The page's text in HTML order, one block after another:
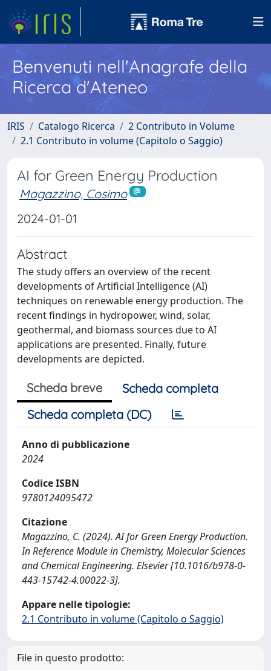
Benvenuti nell'Anagrafe della
Ricerca d'Ateneo
IRIS Catalogo Ricerca
2 Contributo in Volume
2.1 Contributo in volume (Capitolo o Saggio)
AI for Green Energy Production
Magazzino, Cosimo
2024-01-01
Abstract
The study offers an overview of the recent
developments of Artificial Intelligence (AI)
techniques on renewable energy production. The
recent findings in hydropower, wind, solar,
geothermal, and biomass sources due to AI
applications are presented. Finally, future
developments are depicted.
Scheda breve
Scheda completa
Scheda completa (DC)
Anno di pubblicazione
2024
Codice ISBN
9780124095472
Citazione
Magazzino, C. (2024). AI for Green Energy Production.
In Reference Module in Chemistry, Molecular Sciences
and Chemical Engineering. Elsevier [10.1016/b978-0-
443-15742-4.00022-3].
Appare nelle tipologie:
2.1 Contributo in volume (Capitolo o Saggio)
File in questo prodotto: